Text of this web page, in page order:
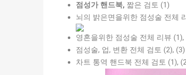
점성가 핸드북, 짧은 검토 (1)
뇌의 밝은면을위한 점성술 전체
영혼을위한 점성술 전체 리뷰 (1),
점성술, 업, 변환 전체 검토 (2), (3)
차트 통역 핸드북 전체 검토 (1),